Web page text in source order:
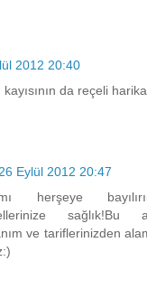
2012 20:40
da reçeli
26 Eylül 2012 20:47
herşeye
ve tariflerinizden